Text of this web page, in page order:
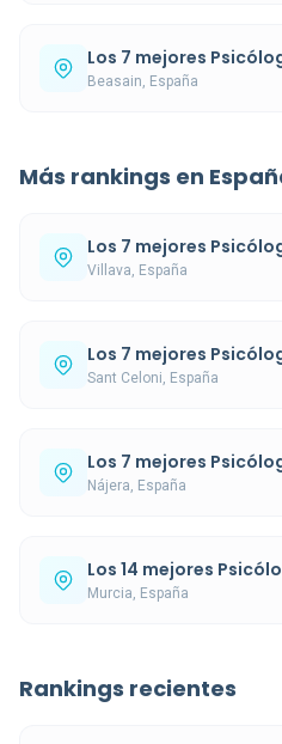
Los 7 mejores
Beasain, España
Más rankings en
Los 7 mejores
Villava, España
Los 7 mejores
Sant Celoni, España
Los 7 mejores
Nájera, España
Los 14 mejores
Murcia, España
Rankings recientes